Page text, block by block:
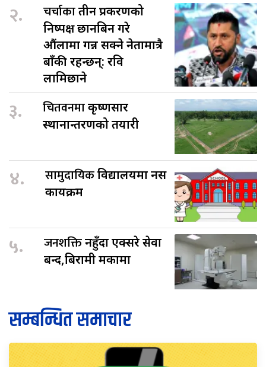
२. चर्चाकातीन प्रकरणको
निष्पक्ष छानबिन गरे
औंलामा गन्न सक्ने नेतामात्रै
बाँकी रहन्छन्: रवि
लामिछाने
३. चितवनमाकृष्णसार
स्थानान्तरणको तयारी
४. सामुदायिकविद्यालयमा नर्स
कार्यक्रम
५. जनशक्तिनहुँदा एक्सरे सेवा
बन्द,बिरामी मर्कामा
सम्बन्धित समाचार